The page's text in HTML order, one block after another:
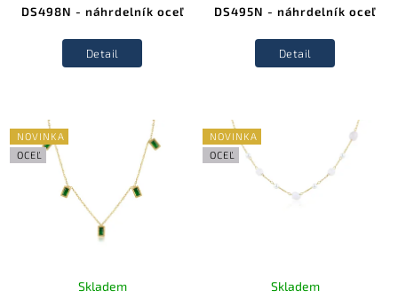
DS498N - náhrdelník oceľ
Detail
DS495N - náhrdelník oceľ
Detail
NOVINKA
OCEĽ
Skladem
NOVINKA
OCEĽ
Skladem